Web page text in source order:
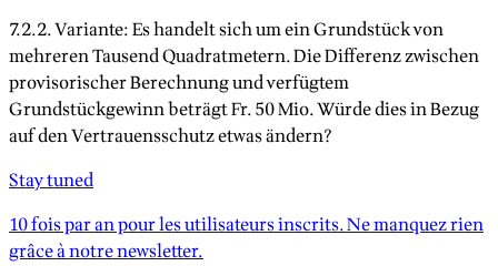
7.2.2. Variante: Es handelt sich um ein Grundstück von
mehreren Tausend Quadratmetern. Die Differenz zwischen
provisorischer Berechnung und verfügtem
Grundstückgewinn beträgt Fr. 50 Mio. Würde dies in Bezug
auf den Vertrauensschutz etwas ändern?
Stay tuned
10 fois par an pour les utilisateurs inscrits. Ne manquez rien
grâce à notre newsletter.